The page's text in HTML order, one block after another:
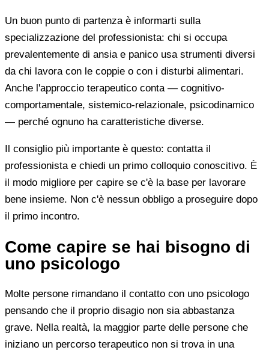
Un buon punto di partenza è informarti sulla
specializzazione del professionista: chi si occupa
prevalentemente di ansia e panico usa strumenti diversi
da chi lavora con le coppie o con i disturbi alimentari.
Anche l'approccio terapeutico conta — cognitivo-
comportamentale, sistemico-relazionale, psicodinamico
— perché ognuno ha caratteristiche diverse.
Il consiglio più importante è questo: contatta il
professionista e chiedi un primo colloquio conoscitivo. È
il modo migliore per capire se c'è la base per lavorare
bene insieme. Non c'è nessun obbligo a proseguire dopo
il primo incontro.
Come capire se hai bisogno di
uno psicologo
Molte persone rimandano il contatto con uno psicologo
pensando che il proprio disagio non sia abbastanza
grave. Nella realtà, la maggior parte delle persone che
iniziano un percorso terapeutico non si trova in una